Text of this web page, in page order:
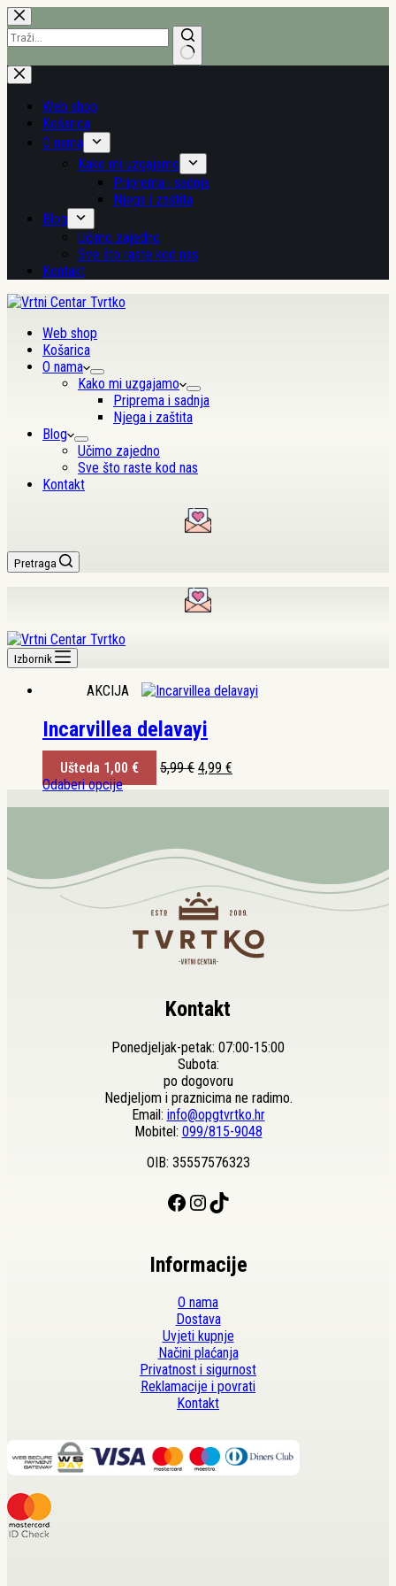
Preskoči
na
sadržaj
Nema
rezultata.
Web shop
Košarica
O nama
Kako mi uzgajamo
Priprema i sadnja
Njega i zaštita
Blog
Učimo zajedno
Sve što raste kod nas
Kontakt
Web shop
Košarica
O nama
Kako mi uzgajamo
Priprema i sadnja
Njega i zaštita
Blog
Učimo zajedno
Sve što raste kod nas
Kontakt
Pretraga
Izbornik
AKCIJA
Incarvillea delavayi
Ušteda 1,00 € 5,99€ Izvorna
4,99 €
Odaberi opcijeOvaj
varijanti.
Opcije
mogu
odabrati
na
stranici
Kontakt
Ponedjeljak-petak: 07:00-15:00
Subota:
po dogovoru
Nedjeljom i praznicima ne radimo.
Email: info@opgtvrtko.hr
Mobitel: 099/815-9048
OIB: 35557576323
Facebook Instagram TikTok
Informacije
O nama
Dostava
Uvjeti kupnje
Načini plaćanja
Privatnost i sigurnost
Reklamacije i povrati
Kontakt